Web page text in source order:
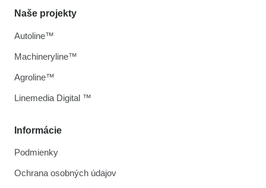
Informácie
Podmienky
Ochrana osobných údajov
Naše projekty
Autoline™
Machineryline™
Agroline™
Linemedia Digital ™